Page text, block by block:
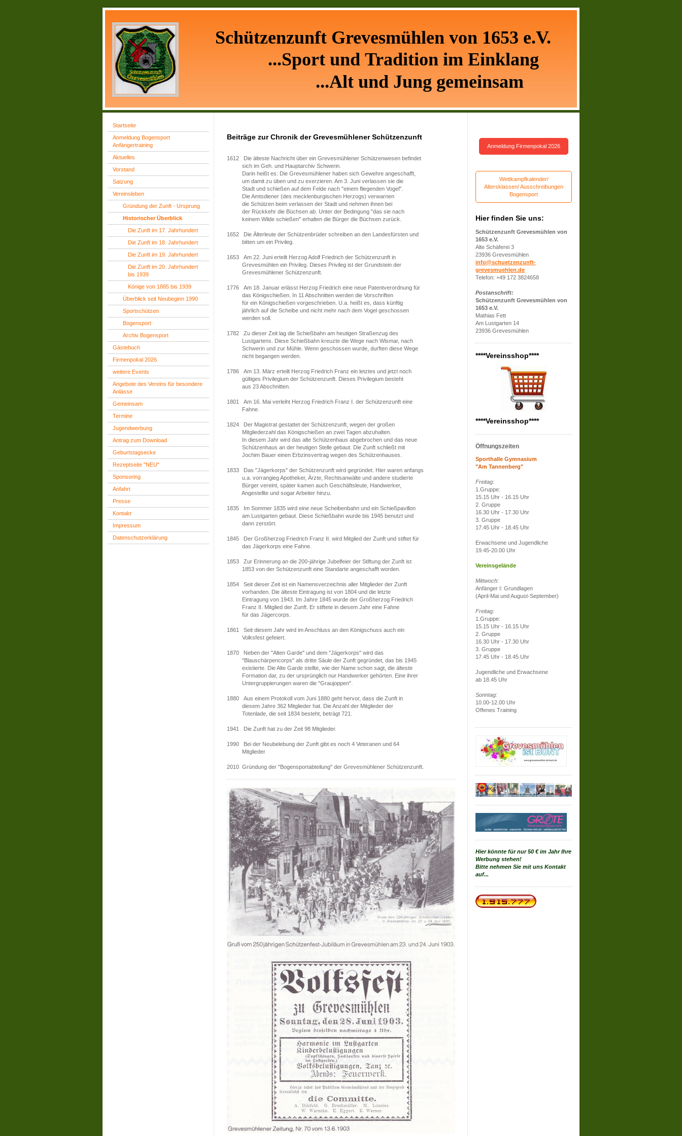
Schützenzunft Grevesmühlen von 1653 e.V.
...Sport und Tradition im Einklang
...Alt und Jung gemeinsam
Startseite
Anmeldung Bogensport
Anfängertraining
Aktuelles
Vorstand
Satzung
Vereinsleben
Gründung der Zunft - Ursprung
Historischer Überblick
Die Zunft im 17. Jahrhundert
Die Zunft im 18. Jahrhundert
Die Zunft im 19. Jahrhundert
Die Zunft im 20. Jahrhundert
bis 1939
Könige von 1885 bis 1939
Überblick seit Neubeginn 1990
Sportschützen
Bogensport
Archiv Bogensport
Gästebuch
Firmenpokal 2026
weitere Events
Angebote des Vereins für besondere
Anlässe
Gemeinsam
Termine
Jugendwerbung
Antrag zum Download
Geburtstagsecke
Rezeptseite "NEU"
Sponsoring
Anfahrt
Presse
Kontakt
Impressum
Datenschutzerklärung
Beiträge zur Chronik der Grevesmühlener Schützenzunft
1612 Die älteste Nachricht über ein Grevesmühlener Schützenwesen befindet
sich im Geh. und Hauptarchiv Schwerin.
Darin heißt es: Die Grevesmühlener haben sich Gewehre angeschafft,
um damit zu üben und zu exerzieren. Am 3. Juni verlassen sie die
Stadt und schießen auf dem Felde nach "einem fliegenden Vogel".
Die Amtsdiener (des mecklenburgischen Herzogs) verwarnen
die Schützen beim verlassen der Stadt und nehmen ihnen bei
der Rückkehr die Büchsen ab. Unter der Bedingung "das sie nach
keinem Wilde schießen" erhalten die Bürger die Büchsen zurück.
1652 Die Älterleute der Schützenbrüder schreiben an den Landesfürsten und
bitten um ein Privileg.
1653 Am 22. Juni erteilt Herzog Adolf Friedrich der Schützenzunft in
Grevesmühlen ein Privileg. Dieses Privileg ist der Grundstein der
Grevesmühlener Schützenzunft.
1776 Am 18. Januar erlässt Herzog Friedrich eine neue Patentverordnung für
das Königschießen. In 11 Abschnitten werden die Vorschriften
für ein Königschießen vorgeschrieben. U.a. heißt es, dass künftig
jährlich auf die Scheibe und nicht mehr nach dem Vogel geschossen
werden soll.
1782 Zu dieser Zeit lag die Schießbahn am heutigen Straßenzug des
Lustgartens. Diese Schießbahn kreuzte die Wege nach Wismar, nach
Schwerin und zur Mühle. Wenn geschossen wurde, durften diese Wege
nicht begangen werden.
1786 Am 13. März erteilt Herzog Friedrich Franz ein letztes und jetzt noch
gültiges Privilegium der Schützenzunft. Dieses Privilegium besteht
aus 23 Abschnitten.
1801 Am 16. Mai verleiht Herzog Friedrich Franz I. der Schützenzunft eine
Fahne.
1824 Der Magistrat gestattet der Schützenzunft, wegen der großen
Mitgliederzahl das Königschießen an zwei Tagen abzuhalten.
In diesem Jahr wird das alte Schützenhaus abgebrochen und das neue
Schützenhaus an der heutigen Stelle gebaut. Die Zunft schließt mit
Jochim Bauer einen Erbzinsvertrag wegen des Schützenhauses.
1833 Das "Jägerkorps" der Schützenzunft wird gegründet. Hier waren anfangs
u.a. vorrangieg Apotheker, Ärzte, Rechtsanwälte und andere studierte
Bürger vereint, später kamen auch Geschäftsleute, Handwerker,
Angestellte und sogar Arbeiter hinzu.
1835 Im Sommer 1835 wird eine neue Scheibenbahn und ein Schießpavillon
am Lustgarten gebaut. Diese Schießbahn wurde bis 1945 benutzt und
dann zerstört.
1845 Der Großherzog Friedrich Franz II. wird Mitglied der Zunft und stiftet für
das Jägerkorps eine Fahne.
1853 Zur Erinnerung an die 200-jährige Jubelfeier der Stiftung der Zunft ist
1853 von der Schützenzunft eine Standarte angeschafft worden.
1854 Seit dieser Zeit ist ein Namensverzeichnis aller Mitglieder der Zunft
vorhanden. Die älteste Eintragung ist von 1804 und die letzte
Eintragung von 1943. Im Jahre 1845 wurde der Großherzog Friedrich
Franz II. Mitglied der Zunft. Er stiftete in diesem Jahr eine Fahne
für das Jägercorps.
1861 Seit diesem Jahr wird im Anschluss an den Königschuss auch ein
Volksfest gefeiert.
1870 Neben der "Alten Garde" und dem "Jägerkorps" wird das
"Blauschärpencorps" als dritte Säule der Zunft gegründet, das bis 1945
existierte. Die Alte Garde stellte, wie der Name schon sagt, die älteste
Formation dar, zu der ursprünglich nur Handwerker gehörten. Eine ihrer
Untergruppierungen waren die "Graujoppen".
1880 Aus einem Protokoll vom Juni 1880 geht hervor, dass die Zunft in
diesem Jahre 362 Mitglieder hat. Die Anzahl der Mitglieder der
Totenlade, die seit 1834 besteht, beträgt 721.
1941 Die Zunft hat zu der Zeit 98 Mitglieder.
1990 Bei der Neubelebung der Zunft gibt es noch 4 Veteranen und 64
Mitglieder
2010 Gründung der "Bogensportabteilung" der Grevesmühlener Schützenzunft.
Anmeldung Firmenpokal 2026
Wettkampfkalender/
Altersklassen/ Ausschreibungen
Bogensport
Hier finden Sie uns:
Schützenzunft Grevesmühlen von
1653 e.V.
Alte Schäferei 3
23936 Grevesmühlen
info@schuetzenzunft-
grevesmuehlen.de
Telefon: +49 172 3824658
Postanschrift:
Schützenzunft Grevesmühlen von
1653 e.V.
Mathias Fett
Am Lustgarten 14
23936 Grevesmühlen
****Vereinsshop****
****Vereinsshop****
Öffnungszeiten
Sporthalle Gymnasium
"Am Tannenberg"
Freitag:
1.Gruppe:
15.15 Uhr - 16.15 Uhr
2. Gruppe
16.30 Uhr - 17.30 Uhr
3. Gruppe
17.45 Uhr - 18.45 Uhr
Erwachsene und Jugendliche
19.45-20.00 Uhr
Vereinsgelände
Mittwoch:
Anfänger I: Grundlagen
(April-Mai und August-September)
Freitag:
1.Gruppe:
15.15 Uhr - 16.15 Uhr
2. Gruppe
16.30 Uhr - 17.30 Uhr
3. Gruppe
17.45 Uhr - 18.45 Uhr
Jugendliche und Erwachsene
ab 18.45 Uhr
Sonntag:
10.00-12.00 Uhr
Offenes Training
Hier könnte für nur 50 € im Jahr Ihre
Werbung stehen!
Bitte nehmen Sie mit uns Kontakt
auf...